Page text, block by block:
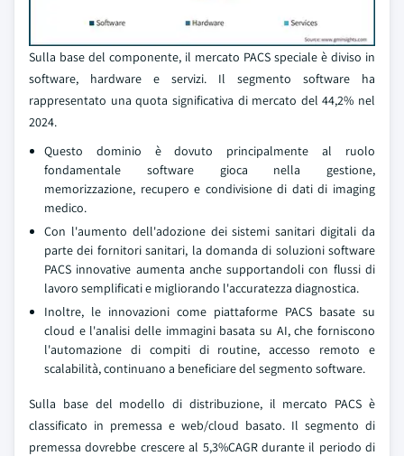
Sulla base del componente, il mercato PACS speciale è diviso in
software, hardware e servizi. Il segmento software ha
rappresentato una quota significativa di mercato del 44,2% nel
2024.
Questo dominio è dovuto principalmente al ruolo
fondamentale software gioca nella gestione,
memorizzazione, recupero e condivisione di dati di imaging
medico.
Con l'aumento dell'adozione dei sistemi sanitari digitali da
parte dei fornitori sanitari, la domanda di soluzioni software
PACS innovative aumenta anche supportandoli con flussi di
lavoro semplificati e migliorando l'accuratezza diagnostica.
Inoltre, le innovazioni come piattaforme PACS basate su
cloud e l'analisi delle immagini basata su AI, che forniscono
l'automazione di compiti di routine, accesso remoto e
scalabilità, continuano a beneficiare del segmento software.
Sulla base del modello di distribuzione, il mercato PACS è
classificato in premessa e web/cloud basato. Il segmento di
premessa dovrebbe crescere al 5,3%CAGR durante il periodo di